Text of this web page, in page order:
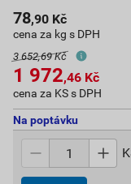
78,90 Kč
cena za kg s DPH
3 652,69 Kč
1 972,46 Kč
cena za KS s DPH
Na poptávku